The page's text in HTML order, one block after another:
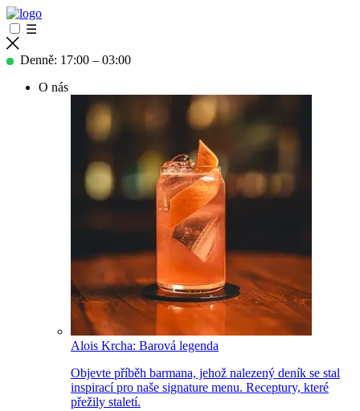
☰
Denně: 17:00 – 03:00
O nás
Alois Krcha: Barová legenda
Objevte příběh barmana, jehož nalezený deník se stal
inspirací pro naše signature menu. Receptury, které
přežily staletí.